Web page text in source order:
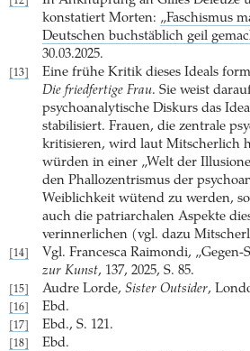
konstatiert Morten: „Faschismus
Deutschen buchstäblich geil
30.03.2025.
[13]
Eine frühe Kritik dieses Ideals
Die friedfertige Frau. Sie weist
psychoanalytische Diskurs das
stabilisiert. Frauen, die zentrale
kritisieren, wird laut Mitscherlich
würden in einer „Welt der
den Phallozentrismus der
Weiblichkeit wütend zu werden,
auch die patriarchalen Aspekte
verinnerlichen (vgl. dazu
[14] Vgl. Francesca Raimondi,
zur Kunst, 137, 2025, S. 85.
[15] Audre Lorde, Sister Outsider,
[16] Ebd.
[17] Ebd., S. 121.
[18] Ebd.